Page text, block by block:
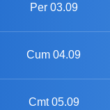
Per 03.09
Cum 04.09
Cmt 05.09